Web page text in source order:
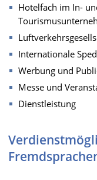
Hotelfach im In-
Internationale
Werbung und
Messe und
Dienstleistung